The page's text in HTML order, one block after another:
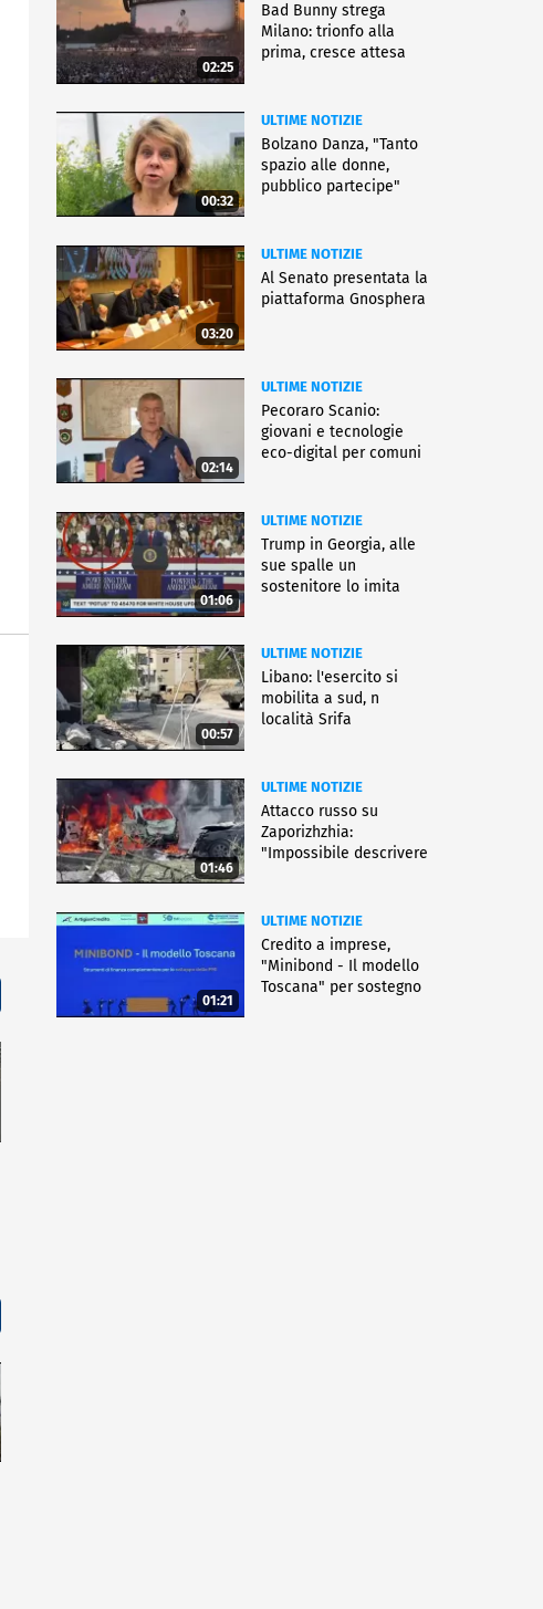
02:25
Bad Bunny strega
Milano: trionfo alla
prima, cresce attesa
00:32
ULTIME NOTIZIE
Bolzano Danza, "Tanto
spazio alle donne,
pubblico partecipe"
03:20
ULTIME NOTIZIE
Al Senato presentata la
piattaforma Gnosphera
02:14
ULTIME NOTIZIE
Pecoraro Scanio:
giovani e tecnologie
eco-digital per comuni
01:06
ULTIME NOTIZIE
Trump in Georgia, alle
sue spalle un
sostenitore lo imita
00:57
ULTIME NOTIZIE
Libano: l'esercito si
mobilita a sud, n
località Srifa
01:46
ULTIME NOTIZIE
Attacco russo su
Zaporizhzhia:
"Impossibile descrivere
01:21
ULTIME NOTIZIE
Credito a imprese,
"Minibond - Il modello
Toscana" per sostegno